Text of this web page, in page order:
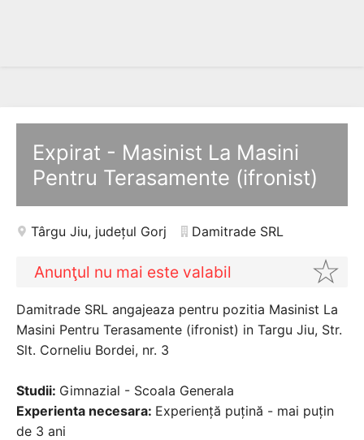
Expirat - Masinist La Masini
Pentru Terasamente (ifronist)
Târgu Jiu, județul Gorj Damitrade SRL
Anunţul nu mai este valabil
Damitrade SRL angajeaza pentru pozitia Masinist La
Masini Pentru Terasamente (ifronist) in Targu Jiu, Str.
Slt. Corneliu Bordei, nr. 3
Studii: Gimnazial - Scoala Generala
Experienta necesara: Experiență puțină - mai puțin
de 3 ani